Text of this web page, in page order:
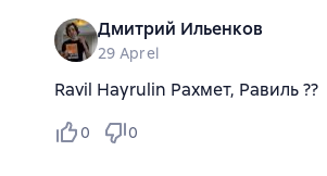
Дмитрий Ильенков
29 Aprel
Ravil Hayrulin Рахмет, Равиль ??
0 0